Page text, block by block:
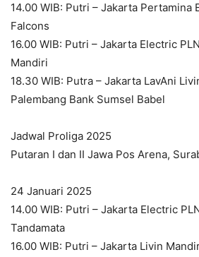
14.00 WIB: Putri – Jakarta Pertamina
Falcons
16.00 WIB: Putri – Jakarta Electric
Mandiri
18.30 WIB: Putra – Jakarta LavAni
Palembang Bank Sumsel Babel
Jadwal Proliga 2025
Putaran I dan II Jawa Pos Arena,
24 Januari 2025
14.00 WIB: Putri – Jakarta Electric
Tandamata
16.00 WIB: Putri – Jakarta Livin